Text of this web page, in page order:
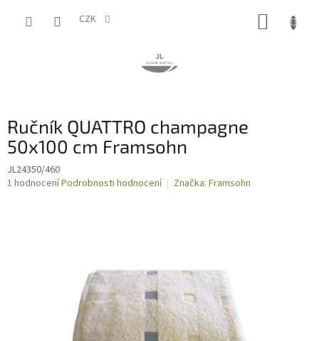
CZK
Ručník QUATTRO champagne
50x100 cm Framsohn
JL24350/460
Průměrné
1 hodnoceníPodrobnosti hodnocení Značka: Framsohn